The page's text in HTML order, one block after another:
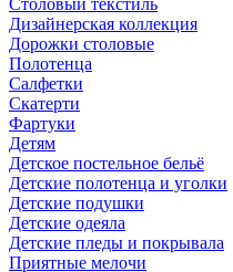
Столовый текстиль
Дизайнерская коллекция
Дорожки столовые
Полотенца
Салфетки
Скатерти
Фартуки
Детям
Детское постельное бельё
Детские полотенца и уголки
Детские подушки
Детские одеяла
Детские пледы и покрывала
Приятные мелочи